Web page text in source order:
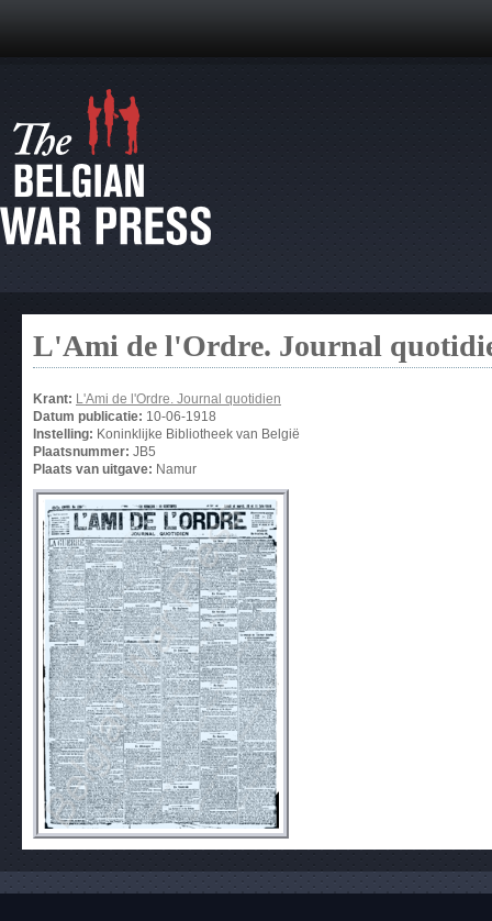
L'Ami de l'Ordre. Journal
Krant: L'Ami de l'Ordre. Journal quotidien
Datum publicatie: 10-06-1918
Instelling: Koninklijke Bibliotheek van België
Plaatsnummer: JB5
Plaats van uitgave: Namur